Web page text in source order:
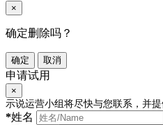
×
确定删除吗？
确定 取消
申请试用
×
示说运营小组将尽快与您联系，并
*姓名